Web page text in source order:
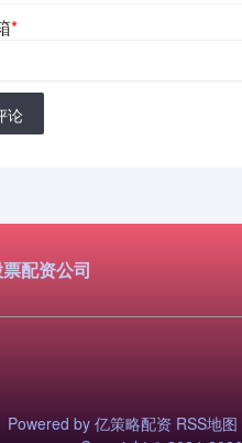
*
论
配资公司
Powered by 亿策略配资 RSS地图